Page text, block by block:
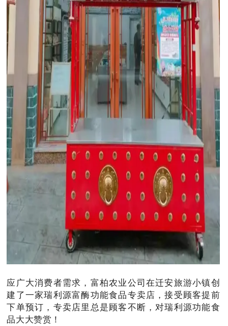
应广大消费者需求，富柏农业公司在迁安旅游小镇创
建了一家瑞利源富酶功能食品专卖店，接受顾客提前
下单预订，专卖店里总是顾客不断，对瑞利源功能食
品大大赞赏！